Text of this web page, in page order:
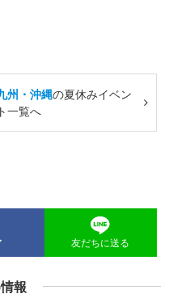
州・沖縄の夏休みイベン
ト一覧へ
友だちに送る
報